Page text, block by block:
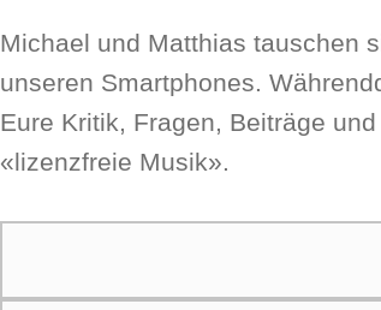
Micha­el und Mat­thi­as tau­schen
unse­ren Smart­phones.
Eure Kri­tik, Fra­gen, Bei­trä­ge
«lizenz­freie Musik».